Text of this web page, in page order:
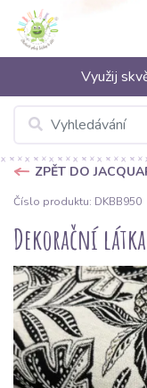
Využij
ZPĚT DO
Číslo produktu: DKBB950
Dekorační